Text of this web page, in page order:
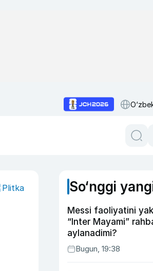
Plitka So‘nggi
Messi faoliyatini
“Inter Mayami”
aylanadimi?
Bugun, 19:38